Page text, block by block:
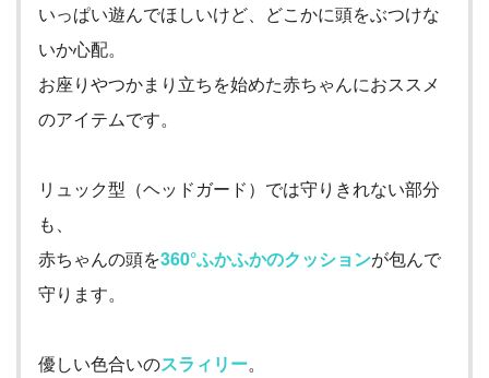
いっぱい遊んでほしいけど、どこかに頭をぶつけな
いか心配。
お座りやつかまり立ちを始めた赤ちゃんにおススメ
のアイテムです。
リュック型（ヘッドガード）では守りきれない部分
も、
赤ちゃんの頭を360°ふかふかのクッションが包んで
守ります。
優しい色合いのスラィリー。